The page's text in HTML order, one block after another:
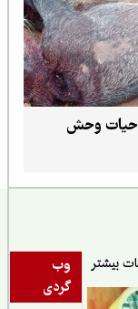
وحش
وب
گردی